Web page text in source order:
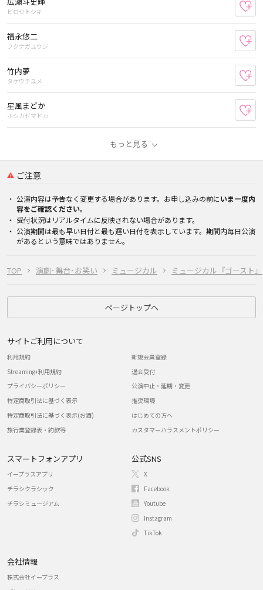
TOP 演劇･舞台･お笑い ミュージカル ミュージカル『ゴースト』
ヒロセトシキ
福永悠二
フクナガユウジ
竹内夢
タケウチユメ
星風まどか
ホシカゼマドカ
もっと見る
ご注意
公演内容は予告なく変更する場合があります。お申し込みの前にいま一度内
容をご確認ください。
受付状況はリアルタイムに反映されない場合があります。
公演期間は最も早い日付と最も遅い日付を表示しています。期間内毎日公演
があるという意味ではありません。
ページトップへ
サイトご利用について
利用規約
Streaming+利用規約
プライバシーポリシー
特定商取引法に基づく表示
特定商取引法に基づく表示(お酒)
旅行業登録表・約款等
新規会員登録
退会受付
公演中止・延期・変更
推奨環境
はじめての方へ
カスタマーハラスメントポリシー
スマートフォンアプリ
イープラスアプリ
チラシクラシック
チラシミュージアム
公式SNS
X
Facebook
Youtube
Instagram
TikTok
会社情報
株式会社イープラス